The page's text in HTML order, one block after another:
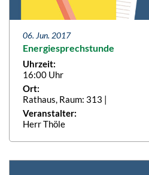
06. Jun. 2017
Energiesprechstunde
Uhrzeit:
16:00 Uhr
Ort:
Rathaus, Raum: 313 |
Veranstalter:
Herr Thöle